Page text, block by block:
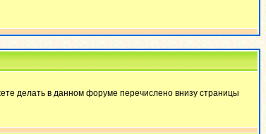
делать в данном форуме перечислено внизу страницы